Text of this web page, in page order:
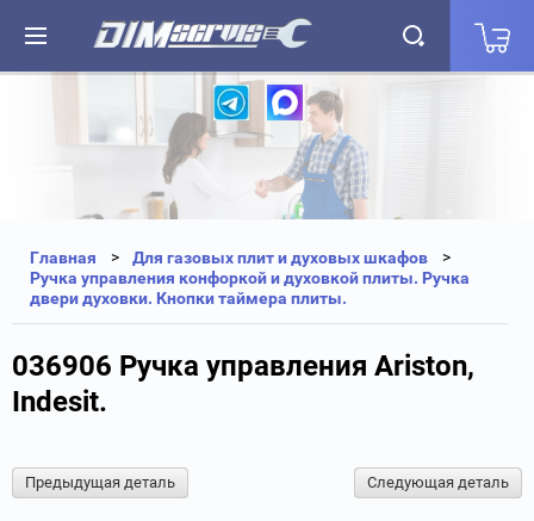
+7(812) 323-87-27
+7(812) 327-25-35
Главная
Для газовых плит и духовых шкафов
Ручка управления конфоркой и духовкой плиты. Ручка
двери духовки. Кнопки таймера плиты.
036906 Ручка управления Ariston,
Indesit.
Предыдущая деталь Следующая деталь